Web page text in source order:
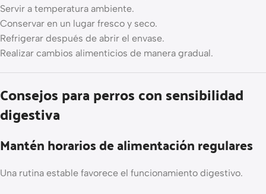
Servir a temperatura ambiente.
Conservar en un lugar fresco y seco.
Refrigerar después de abrir el envase.
Realizar cambios alimenticios de manera gradual.
Consejos para perros con sensibilidad
digestiva
Mantén horarios de alimentación regulares
Una rutina estable favorece el funcionamiento digestivo.